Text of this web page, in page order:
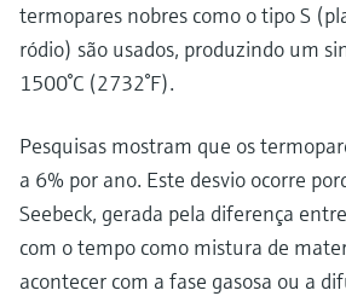
termopares nobres como o tipo S
ródio) são usados, produzindo um
1500°C (2732°F).
Pesquisas mostram que os
a 6% por ano. Este desvio ocorre
Seebeck, gerada pela diferença
com o tempo como mistura de
acontecer com a fase gasosa ou a